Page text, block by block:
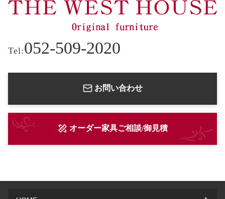
Tel:052-509-2020
お問い合わせ
オーダー家具ご相談/御見積